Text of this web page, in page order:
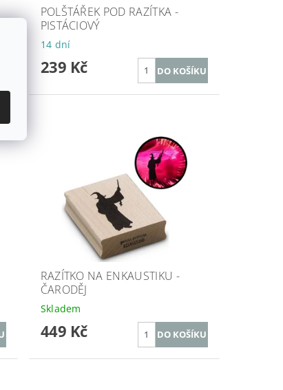
POLŠTÁŘEK POD RAZÍTKA -
PISTÁCIOVÝ
14 dní
239 Kč
RAZÍTKO NA ENKAUSTIKU -
ČARODĚJ
Skladem
449 Kč